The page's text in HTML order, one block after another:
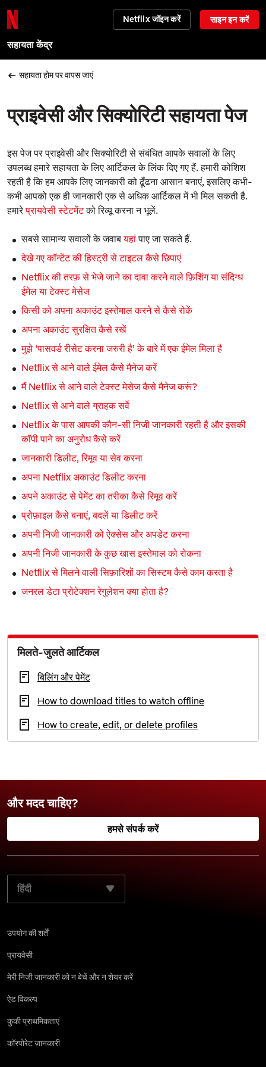
Netflix जॉइन करें साइन इन करें
सहायता केंद्र
सहायता होम पर वापस जाएं
प्राइवेसी और सिक्योरिटी सहायता पेज
इस पेज पर प्राइवेसी और सिक्योरिटी से संबंधित आपके सवालों के लिए
उपलब्ध हमारे सहायता के लिए आर्टिकल के लिंक दिए गए हैं. हमारी कोशिश
रहती है कि हम आपके लिए जानकारी को ढूँढना आसान बनाएं, इसलिए कभी-
कभी आपको एक ही जानकारी एक से अधिक आर्टिकल में भी मिल सकती है.
हमारेप्रायवेसी स्टेटमेंटको रिव्यू करना न भूलें.
सबसे सामान्य सवालों के जवाबयहांपाए जा सकते हैं.
देखे गए कॉन्टेंट की हिस्ट्री से टाइटल कैसे छिपाएं
Netflix की तरफ़ से भेजे जाने का दावा करने वाले फ़िशिंग या संदिग्ध
ईमेल या टेक्स्ट मेसेज
किसी को अपना अकाउंट इस्तेमाल करने से कैसे रोकें
अपना अकाउंट सुरक्षित कैसे रखें
मुझे ‘पासवर्ड रीसेट करना जरुरी है’ के बारे में एक ईमेल मिला है
Netflix से आने वाले ईमेल कैसे मैनेज करें
मैं Netflix से आने वाले टेक्स्ट मेसेज कैसे मैनेज करूं?
Netflix से आने वाले ग्राहक सर्वे
Netflix के पास आपकी कौन-सी निजी जानकारी रहती है और इसकी
कॉपी पाने का अनुरोध कैसे करें
जानकारी डिलीट, रिमूव या सेव करना
अपना Netflix अकाउंट डिलीट करना
अपने अकाउंट से पेमेंट का तरीका कैसे रिमूव करें
प्रोफ़ाइल कैसे बनाएं, बदलें या डिलीट करें
अपनी निजी जानकारी को ऐक्सेस और अपडेट करना
अपनी निजी जानकारी के कुछ खास इस्तेमाल को रोकना
Netflix से मिलने वाली सिफ़ारिशों का सिस्टम कैसे काम करता है
जनरल डेटा प्रोटेक्शन रेगुलेशन क्या होता है?
मिलते-जुलते आर्टिकल
बिलिंग और पेमेंट
How to download titles to watch offline
How to create, edit, or delete profiles
और मदद चाहिए?
हमसे संपर्क करें
अपनी पसंदीदा भाषा चुनें:
उपयोग की शर्तें
प्रायवेसी
मेरी निजी जानकारी को न बेचें और न शेयर करें
ऐड विकल्प
कुकी प्राथमिकताएं
कॉरपोरेट जानकारी